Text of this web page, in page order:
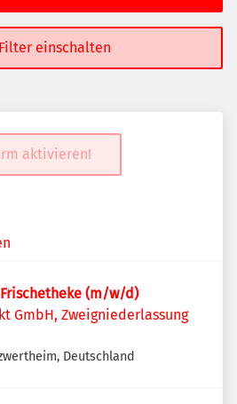
Filter einschalten
aktivieren!
(m/w/d)
GmbH, Zweigniederlassung
Deutschland